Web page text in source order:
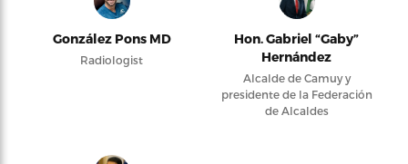
González Pons MD
Radiologist
Hon. Gabriel “Gaby”
Hernández
Alcalde de Camuy y
presidente de la Federación
de Alcaldes